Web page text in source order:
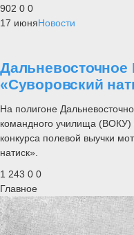
902 0 0
17 июняНовости
«Суворовский
На полигоне
командного училища (ВОКУ)
конкурса полевой выучки
натиск».
1 243 0 0
Главное